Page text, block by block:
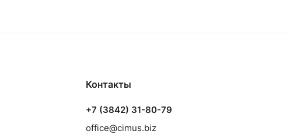
Контакты
+7 (3842) 31-80-79
office@cimus.biz